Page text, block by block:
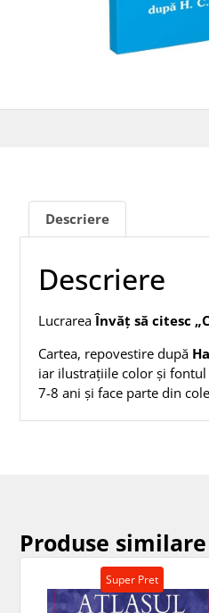
Descriere
Descriere
LucrareaÎnvăț să citesc
Cartea, repovestire după
iar ilustrațiile color și fontul
7-8 ani și face parte din
Produse similare
Super Pret